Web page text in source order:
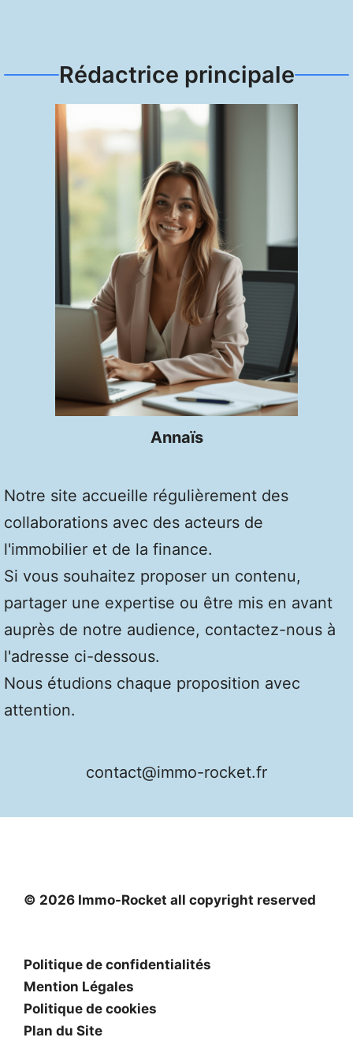
Rédactrice principale
Annaïs
Notre site accueille régulièrement des
collaborations avec des acteurs de
l'immobilier et de la finance.
Si vous souhaitez proposer un contenu,
partager une expertise ou être mis en avant
auprès de notre audience, contactez-nous à
l'adresse ci-dessous.
Nous étudions chaque proposition avec
attention.
contact@immo-rocket.fr
© 2026 Immo-Rocket all copyright reserved
Politique de confidentialités
Mention Légales
Politique de cookies
Plan du Site